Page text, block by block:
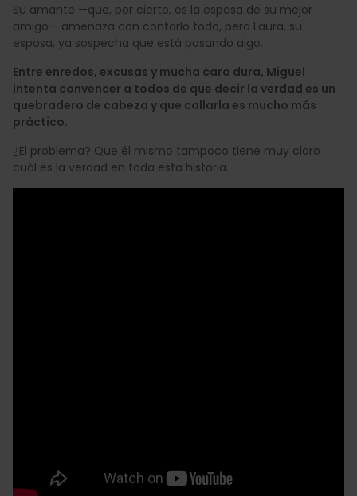
Su amante —que, por cierto, es la esposa de su mejor
amigo— amenaza con contarlo todo, pero Laura, su
esposa, ya sospecha que está pasando algo.
Entre enredos, excusas y mucha cara dura, Miguel
intenta convencer a todos de que decir la verdad es un
quebradero de cabeza y que callarla es mucho más
práctico.
¿El problema? Que él mismo tampoco tiene muy claro
cuál es la verdad en toda esta historia.